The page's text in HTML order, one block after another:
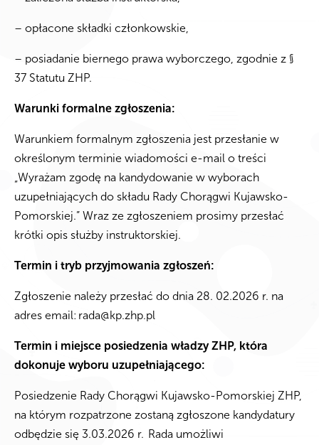
– opłacone składki członkowskie,
– posiadanie biernego prawa wyborczego, zgodnie z §
37 Statutu ZHP.
Warunki formalne zgłoszenia:
Warunkiem formalnym zgłoszenia jest przesłanie w
określonym terminie wiadomości e-mail o treści
„Wyrażam zgodę na kandydowanie w wyborach
uzupełniających do składu Rady Chorągwi Kujawsko-
Pomorskiej.” Wraz ze zgłoszeniem prosimy przesłać
krótki opis służby instruktorskiej.
Termin i tryb przyjmowania zgłoszeń:
Zgłoszenie należy przesłać do dnia 28. 02.2026 r. na
adres email: rada@kp.zhp.pl
Termin i miejsce posiedzenia władzy ZHP, która
dokonuje wyboru uzupełniającego:
Posiedzenie Rady Chorągwi Kujawsko-Pomorskiej ZHP,
na którym rozpatrzone zostaną zgłoszone kandydatury
odbędzie się 3.03.2026 r. Rada umożliwi